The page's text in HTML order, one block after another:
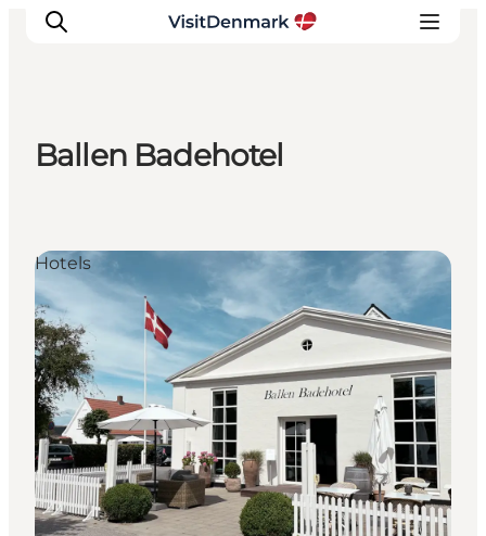
Wat te doen
Accommodaties
Plan je reis
Ballen Badehotel
Hotels